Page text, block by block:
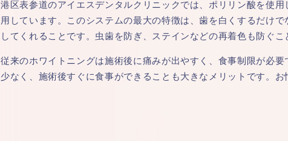
港区表参道のアイエスデンタルクリニックでは、ポリリン酸を使
用しています。このシステムの最大の特徴は、歯を白くするだけ
してくれることです。虫歯を防ぎ、ステインなどの再着色も防ぐ
従来のホワイトニングは施術後に痛みが出やすく、食事制限が必
少なく、施術後すぐに食事ができることも大きなメリットです。